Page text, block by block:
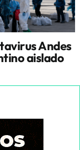
Andes
aislado